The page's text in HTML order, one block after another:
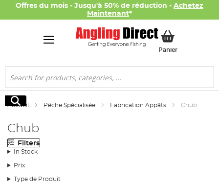
Offres du mois - Jusqu'à 50% de réduction - Achetez
Maintenant*
PanierMon panier
Rechercher
Rechercher
Accueil Pêche Spécialisée Fabrication Appâts Chub
Chub
Filters
In Stock
Prix
Type de Produit